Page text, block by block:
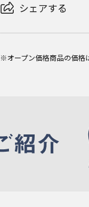
シェアする
※オープン価格商品の価格